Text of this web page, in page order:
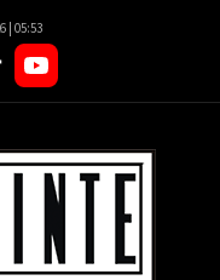
| 05:53